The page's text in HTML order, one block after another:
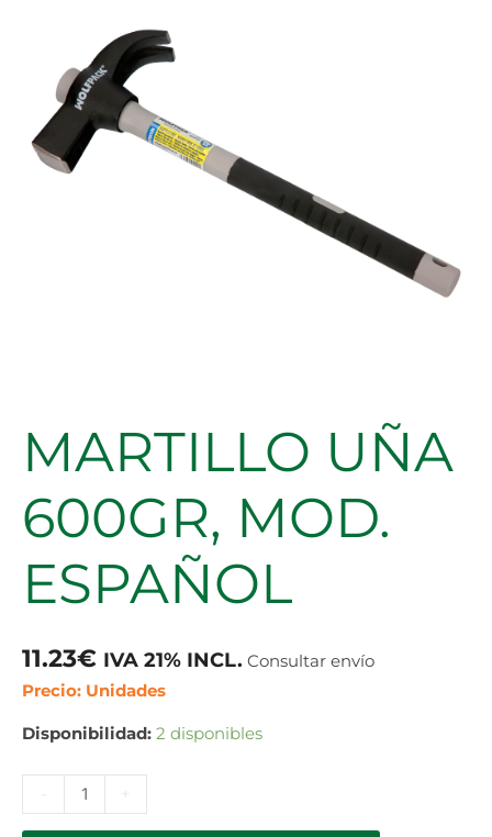
MARTILLO UÑA
600GR, MOD.
ESPAÑOL
11.23€ IVA 21% INCL. Consultar envío
Precio: Unidades
Disponibilidad: 2 disponibles
ESPAÑOL
cantidad
+